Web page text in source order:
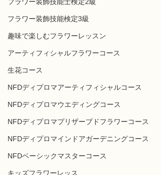
フラワー装飾技能検定3級
趣味で楽しむフラワーレッスン
アーティフィシャルフラワーコース
生花コース
NFDディプロマアーティフィシャルコース
NFDディプロマウエディングコース
NFDディプロマプリザーブドフラワーコース
NFDディプロマインドアガーデニングコース
NFDベーシックマスターコース
キッズフラワーレッス